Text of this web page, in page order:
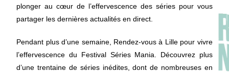
plonger au cœur de l’effervescence des séries pour vous
partager les dernières actualités en direct.
Pendant plus d’une semaine, Rendez-vous à Lille pour vivre
l’effervescence du Festival Séries Mania. Découvrez plus
d’une trentaine de séries inédites, dont de nombreuses en